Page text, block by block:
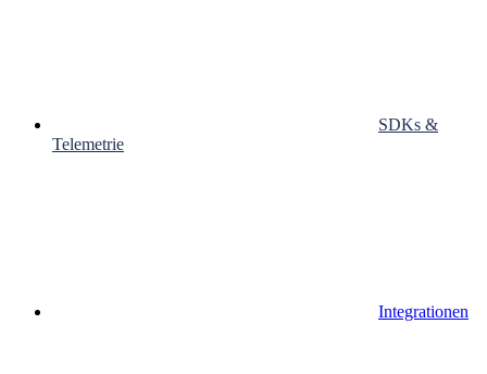
SDKs &
Telemetrie
Integrationen